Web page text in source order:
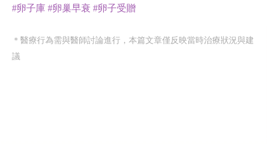
#卵子庫 #卵巢早衰 #卵子受贈
＊醫療行為需與醫師討論進行，本篇文章僅反映當時治療狀況與建
議